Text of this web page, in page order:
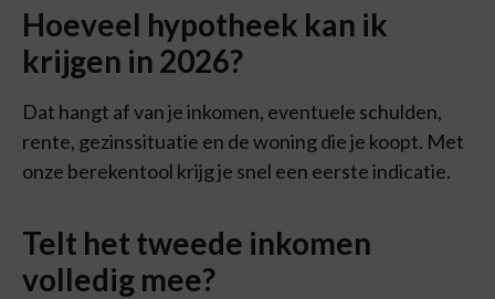
Hoeveel hypotheek kan ik
krijgen in 2026?
Dat hangt af van je inkomen, eventuele schulden,
rente, gezinssituatie en de woning die je koopt. Met
onze berekentool krijg je snel een eerste indicatie.
Telt het tweede inkomen
volledig mee?